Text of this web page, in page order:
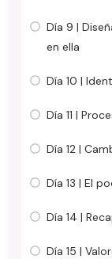
Día 9 |
en ella
Día 10 |
Día 11 |
Día 12 |
Día 13 | El
Día 14 |
Día 15 |